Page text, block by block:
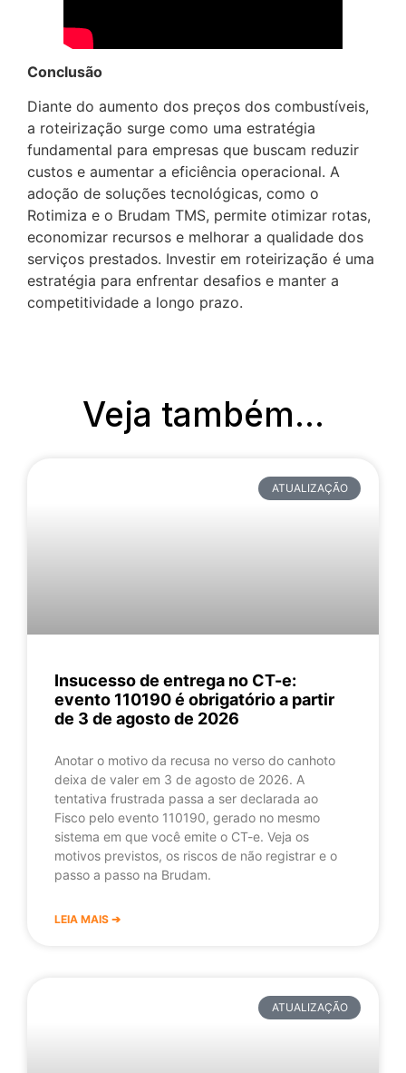
Conclusão
Diante do aumento dos preços dos combustíveis,
a roteirização surge como uma estratégia
fundamental para empresas que buscam reduzir
custos e aumentar a eficiência operacional. A
adoção de soluções tecnológicas, como o
Rotimiza e o Brudam TMS, permite otimizar rotas,
economizar recursos e melhorar a qualidade dos
serviços prestados. Investir em roteirização é uma
estratégia para enfrentar desafios e manter a
competitividade a longo prazo.
Veja também...
ATUALIZAÇÃO
Insucesso de entrega no CT-e:
evento 110190 é obrigatório a partir
de 3 de agosto de 2026
Anotar o motivo da recusa no verso do canhoto
deixa de valer em 3 de agosto de 2026. A
tentativa frustrada passa a ser declarada ao
Fisco pelo evento 110190, gerado no mesmo
sistema em que você emite o CT-e. Veja os
motivos previstos, os riscos de não registrar e o
passo a passo na Brudam.
LEIA MAIS ➔
ATUALIZAÇÃO